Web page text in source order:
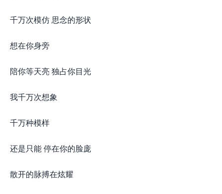
千万次模仿 思念的形状
想在你身旁
陪你等天亮 独占你目光
我千万次想象
千万种模样
还是只能 停在你的脸庞
散开的脉搏在炫耀